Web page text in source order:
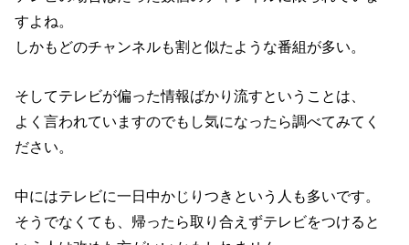
すよね。
しかもどのチャンネルも割と似たような番組が多い。
そしてテレビが偏った情報ばかり流すということは、
よく言われていますのでもし気になったら調べてみてく
ださい。
中にはテレビに一日中かじりつきという人も多いです。
そうでなくても、帰ったら取り合えずテレビをつけると